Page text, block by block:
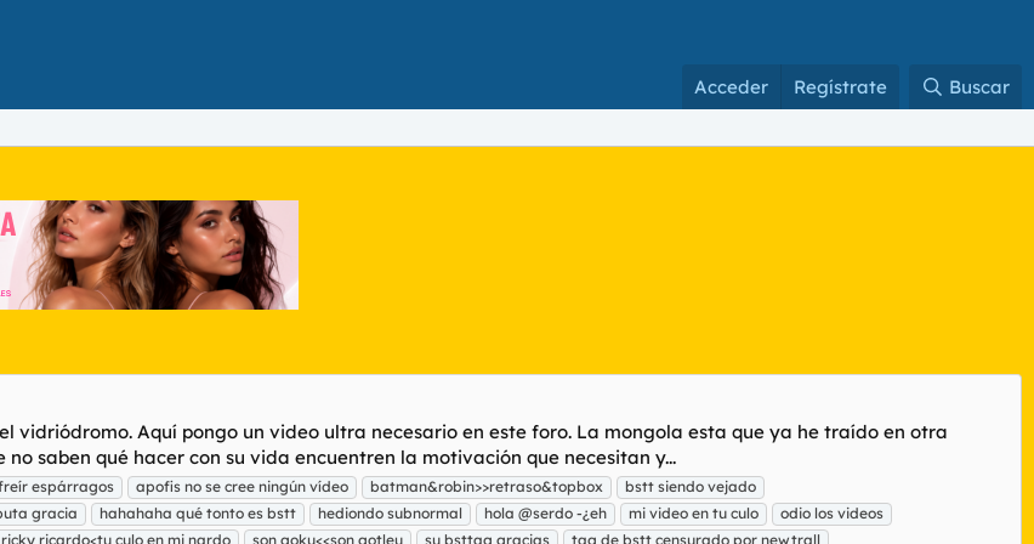
Acceder Regístrate Buscar
vidriódromo. Aquí pongo un video ultra necesario en este foro. La mongola esta que ya he traído en otra
saben qué hacer con su vida encuentren la motivación que necesitan y...
espárragos apofis no se cree ningún vídeo batman&robin>>retraso&topbox
bstt siendo vejado
gracia hahahaha qué tonto es bstt hediondo subnormal hola @serdo -¿eh mi video en tu culo
odio los videos
ricky ricardo<tu culo en mi nardo son goku<<son gotleu su bsttag gracias
tag de bstt censurado por newtrall